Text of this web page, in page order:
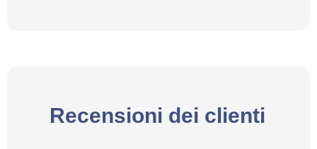
Recensioni dei clienti